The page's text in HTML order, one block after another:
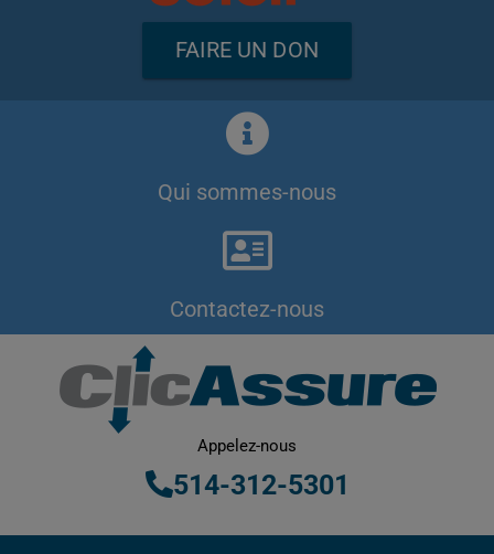
FAIRE UN DON
Qui sommes-nous
Contactez-nous
Appelez-nous
514-312-5301